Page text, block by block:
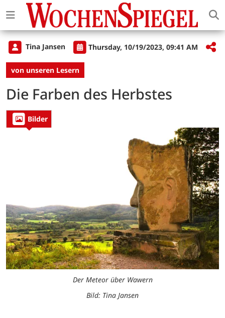
Tina Jansen Thursday, 10/19/2023, 09:41 AM
von unseren Lesern
Die Farben des Herbstes
Bilder
Der Meteor über Wawern
Bild: Tina Jansen